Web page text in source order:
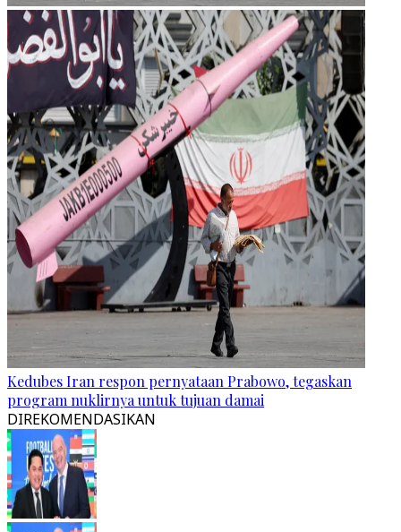
Kedubes Iran respon pernyataan Prabowo, tegaskan
program nuklirnya untuk tujuan damai
DIREKOMENDASIKAN